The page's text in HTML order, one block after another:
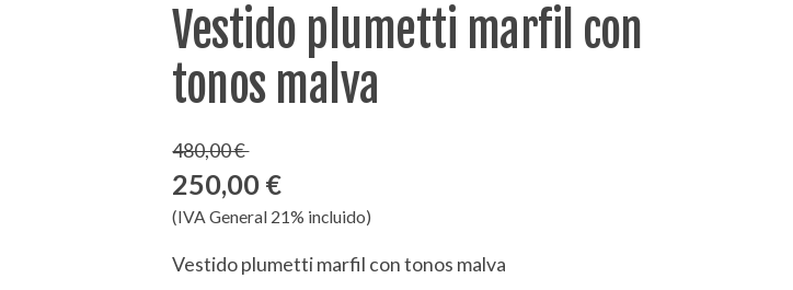
Vestido plumetti marfil con
tonos malva
480,00 €
250,00 €
(IVA General 21% incluido)
Vestido plumetti marfil con tonos malva